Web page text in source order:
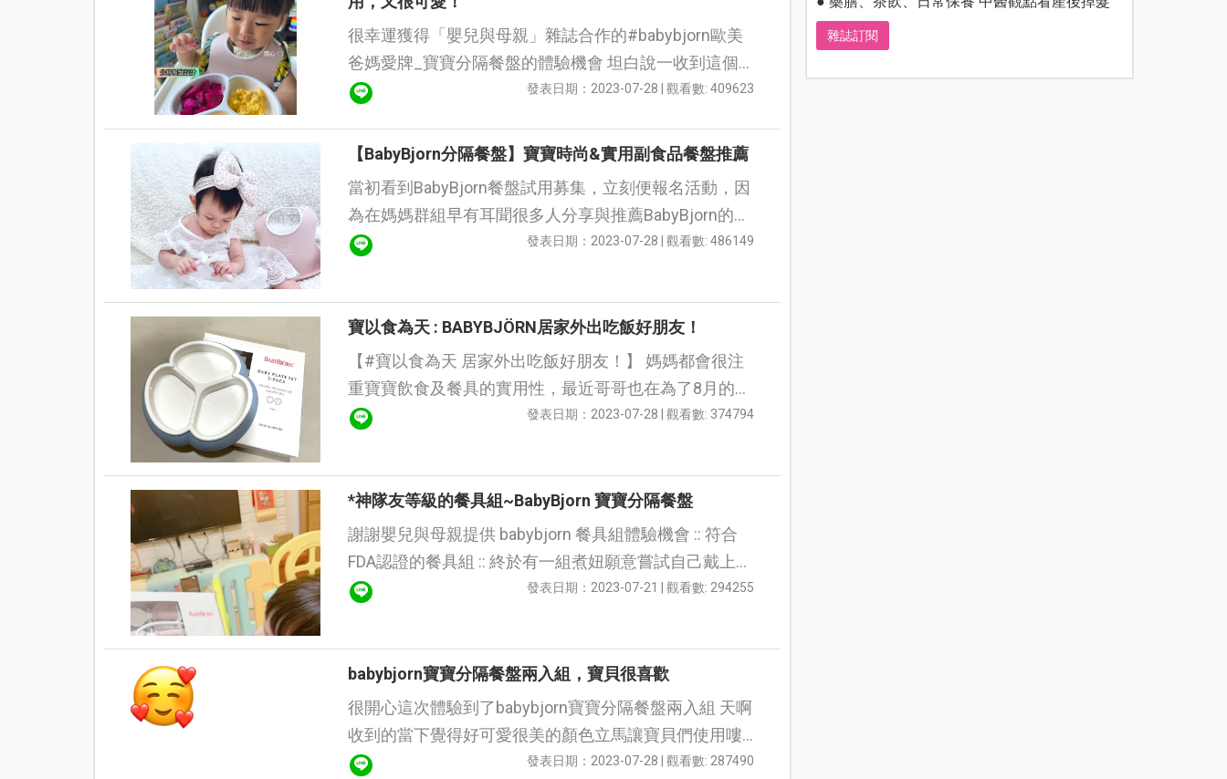
很幸運獲得「嬰兒與母親」雜誌合作的#babybjorn歐美
爸媽愛牌_寶寶分隔餐盤的體驗機會 坦白說一收到這個
分隔餐盤 很開心的拆開包裹後 我噗ㄘ的笑了一聲 因為
發表日期：2023-07-28 | 觀看數: 409623
【BabyBjorn分隔餐盤】寶寶時尚&實用副食品餐盤推薦
當初看到BabyBjorn餐盤試用募集，立刻便報名活動，因
為在媽媽群組早有耳聞很多人分享與推薦BabyBjorn的餐
盤與圍兜兜。 幸運地收到試用通知，且快速收到餐盤
發表日期：2023-07-28 | 觀看數: 486149
寶以食為天 : BABYBJÖRN居家外出吃飯好朋友！
【#寶以食為天 居家外出吃飯好朋友！】 媽媽都會很注
重寶寶飲食及餐具的實用性，最近哥哥也在為了8月的幼
稚園開學做自主用餐的學習，剛好有BABYBJÖRN的餐具
發表日期：2023-07-28 | 觀看數: 374794
*神隊友等級的餐具組~BabyBjorn 寶寶分隔餐盤
謝謝嬰兒與母親提供 babybjorn 餐具組體驗機會 :: 符合
FDA認證的餐具組 :: 終於有一組煮妞願意嘗試自己戴上的
發表日期：2023-07-21 | 觀看數: 294255
babybjorn寶寶分隔餐盤兩入組，寶貝很喜歡
很開心這次體驗到了babybjorn寶寶分隔餐盤兩入組 天啊
收到的當下覺得好可愛很美的顏色立馬讓寶貝們使用嘍
～使用上寶貝們蠻喜歡的！ 本來以為寶寶會打翻不好使發表日期：2023-07-28 | 觀看數: 287490
雜誌訂閱